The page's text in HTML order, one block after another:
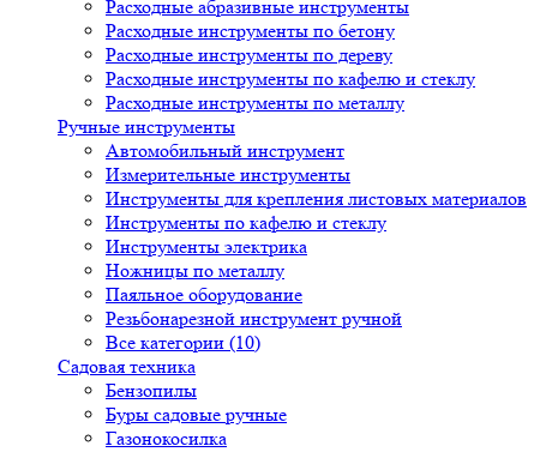
Расходные абразивные инструменты
Расходные инструменты по бетону
Расходные инструменты по дереву
Расходные инструменты по кафелю и стеклу
Расходные инструменты по металлу
Ручные инструменты
Автомобильный инструмент
Измерительные инструменты
Инструменты для крепления листовых материалов
Инструменты по кафелю и стеклу
Инструменты электрика
Ножницы по металлу
Паяльное оборудование
Резьбонарезной инструмент ручной
Все категории (10)
Садовая техника
Бензопилы
Буры садовые ручные
Газонокосилка